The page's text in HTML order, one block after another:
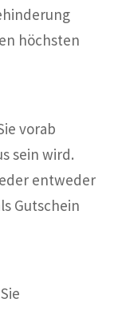
höchsten
vorab
sein wird.
entweder
Gutschein